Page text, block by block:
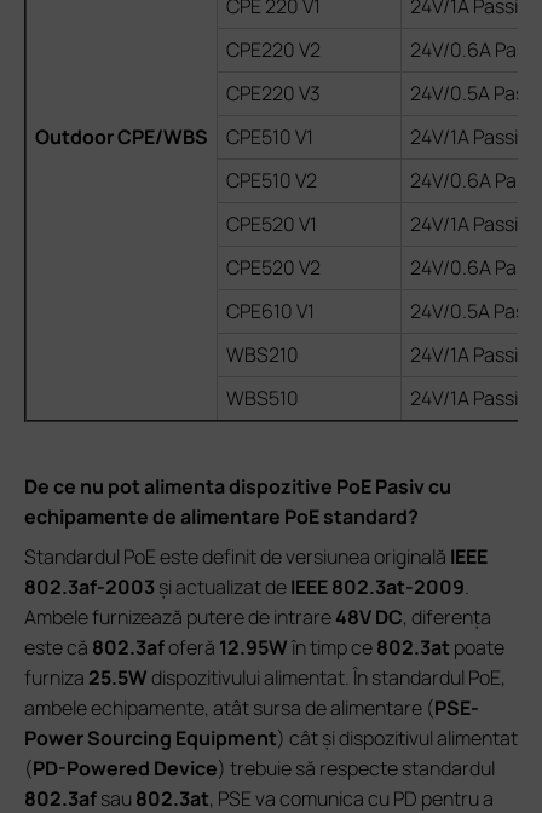
Outdoor CPE/WBS
CPE 220 V1
24V/1A
CPE220 V2
24V/0.6A
CPE220 V3
24V/0.5A
CPE510 V1
24V/1A
CPE510 V2
24V/0.6A
CPE520 V1
24V/1A
CPE520 V2
24V/0.6A
CPE610 V1
24V/0.5A
WBS210
24V/1A
WBS510
24V/1A
De ce nu pot alimenta dispozitive PoE Pasiv cu
echipamente de alimentare PoE standard?
Standardul PoE este definit de versiunea originală IEEE
802.3af-2003și actualizat deIEEE 802.3at-2009.
Ambele furnizează putere de intrare48V DC, diferența
este că 802.3afoferă 12.95Wîn timp ce802.3at poate
furniza 25.5Wdispozitivului alimentat. În standardul PoE,
ambele echipamente, atât sursa de alimentare (PSE-
Power Sourcing Equipment) cât și dispozitivul alimentat
(PD-Powered Device) trebuie să respecte standardul
802.3afsau 802.3at, PSE va comunica cu PD pentru a